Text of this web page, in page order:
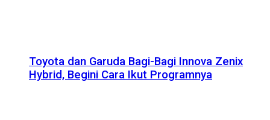
Toyota dan Garuda Bagi-Bagi Innova Zenix
Hybrid, Begini Cara Ikut Programnya